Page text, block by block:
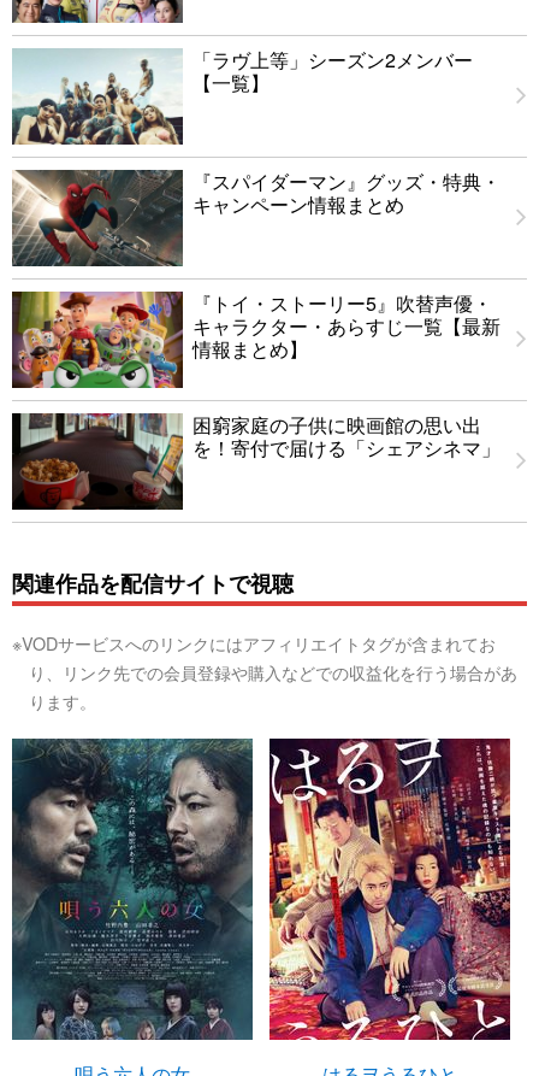
「ラヴ上等」シーズン2メンバー
【一覧】
『スパイダーマン』グッズ・特典・
キャンペーン情報まとめ
『トイ・ストーリー5』吹替声優・
キャラクター・あらすじ一覧【最新
情報まとめ】
困窮家庭の子供に映画館の思い出
を！寄付で届ける「シェアシネマ」
関連作品を配信サイトで視聴
※VODサービスへのリンクにはアフィリエイトタグが含まれてお
り、リンク先での会員登録や購入などでの収益化を行う場合があ
ります。